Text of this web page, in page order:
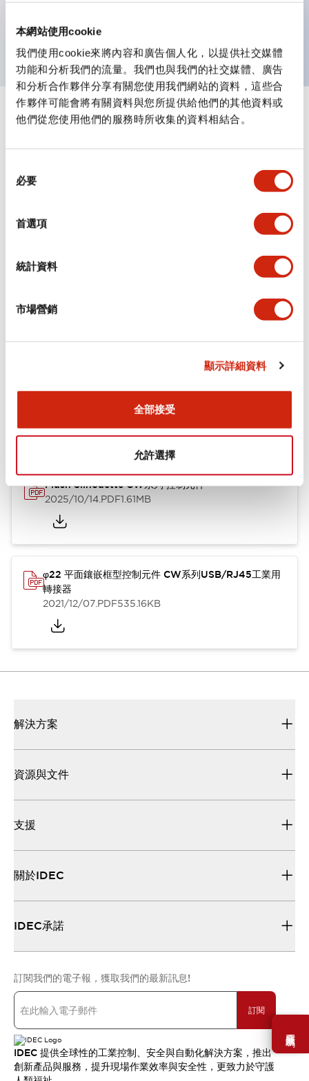
本網站使用cookie
我們使用cookie來將內容和廣告個人化，以提供社交媒體
功能和分析我們的流量。我們也與我們的社交媒體、廣告
和分析合作夥伴分享有關您使用我們網站的資料，這些合
作夥伴可能會將有關資料與您所提供給他們的其他資料或
他們從您使用他們的服務時所收集的資料相結合。
必要
首選項
統計資料
市場營銷
顯示詳細資料
全部接受
允許選擇
需要幫助嗎？
防護結構
規格
審美規範
環境規範
功能規格
機械規格
型錄和宣傳手冊 CAD檔 認證與標準
Flush Silhouette CW系列 控制元件
2025/10/14.PDF1.61MB
φ22 平面鑲嵌框型控制元件 CW系列USB/RJ45工業用
轉接器
2021/12/07.PDF535.16KB
解決方案
資源與文件
支援
關於IDEC
IDEC承諾
訂閱我們的電子報，獲取我們的最新訊息!
訂閱
IDEC 提供全球性的工業控制、安全與自動化解決方案，推出
創新產品與服務，提升現場作業效率與安全性，更致力於守護